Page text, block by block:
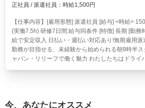
正社員 / 派遣社員：時給1,500円
【仕事内容】[雇用形態] 派遣社員 [給与] <時給>
(実働7.5h) 研修7日間:給与同条件 [特徴] 長期 [勤務
給で安定収入 日払い・週払い対応あり!無期雇用派
勤務が目指せる、未経験から始められる朝9時半
ャパン・リリーフで働く魅力 わたしたちはドライ
今、あなたにオススメ